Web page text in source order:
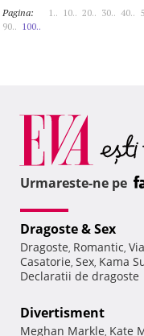
Pagina: 1.. 10.. 20.. 30.. 40..
90.. 100..
Urmareste-ne pe
Dragoste & Sex
Dragoste, Romantic,
Casatorie, Sex, Kama
Declaratii de dragoste
Divertisment
Meghan Markle, Kate